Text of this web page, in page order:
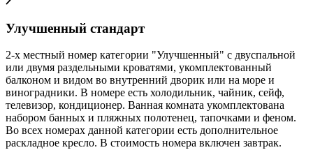
Улучшенный стандарт
2-х местный номер категории "Улучшенный" с двуспальной
или двумя раздельными кроватями, укомплектованный
балконом и видом во внутренний дворик или на море и
виноградники. В номере есть холодильник, чайник, сейф,
телевизор, кондиционер. Ванная комната укомплектована
набором банных и пляжных полотенец, тапочками и феном.
Во всех номерах данной категории есть дополнительное
раскладное кресло. В стоимость номера включен завтрак.